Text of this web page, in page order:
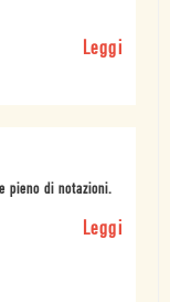
Leggi
pieno di notazioni.
Leggi